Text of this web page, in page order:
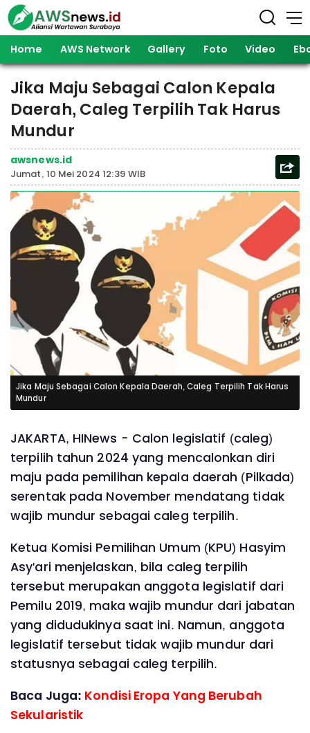
Home AWS Network Gallery Foto Video
Jika Maju Sebagai Calon Kepala
Daerah, Caleg Terpilih Tak Harus
Mundur
awsnews.id
Jumat, 10 Mei 2024 12:39 WIB
Jika Maju Sebagai Calon Kepala Daerah, Caleg Terpilih Tak Harus
Mundur
JAKARTA, HINews - Calon legislatif (caleg)
terpilih tahun 2024 yang mencalonkan diri
maju pada pemilihan kepala daerah (Pilkada)
serentak pada November mendatang tidak
wajib mundur sebagai caleg terpilih.
Ketua Komisi Pemilihan Umum (KPU) Hasyim
Asy'ari menjelaskan, bila caleg terpilih
tersebut merupakan anggota legislatif dari
Pemilu 2019, maka wajib mundur dari jabatan
yang didudukinya saat ini. Namun, anggota
legislatif tersebut tidak wajib mundur dari
statusnya sebagai caleg terpilih.
Baca Juga: Kondisi Eropa Yang Berubah
Sekularistik